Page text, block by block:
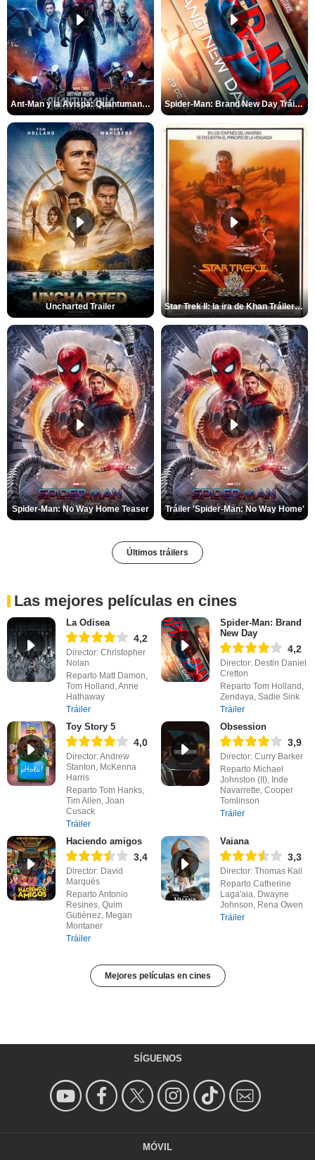
Ant-Man y la Avispa: Quantumanía Tráiler (2) Spider-Man: Brand New Day Tráiler (3)
Uncharted Trailer Star Trek II: la ira de Khan Tráiler VO
Spider-Man: No Way Home Teaser Tráiler 'Spider-Man: No Way Home'
Últimos tráilers
Las mejores películas en cines
La Odisea
4,2
Director: Christopher
Nolan
Reparto Matt Damon,
Tom Holland, Anne
Hathaway
Tráiler
Spider-Man: Brand
New Day
4,2
Director: Destin Daniel
Cretton
Reparto Tom Holland,
Zendaya, Sadie Sink
Tráiler
Toy Story 5
4,0
Director: Andrew
Stanton, McKenna
Harris
Reparto Tom Hanks,
Tim Allen, Joan
Cusack
Tráiler
Obsession
3,9
Director: Curry Barker
Reparto Michael
Johnston (II), Inde
Navarrette, Cooper
Tomlinson
Tráiler
Haciendo amigos
3,4
Director: David
Marqués
Reparto Antonio
Resines, Quim
Gutiérrez, Megan
Montaner
Tráiler
Vaiana
3,3
Director: Thomas Kail
Reparto Catherine
Laga'aia, Dwayne
Johnson, Rena Owen
Tráiler
Mejores películas en cines
SÍGUENOS
MÓVIL